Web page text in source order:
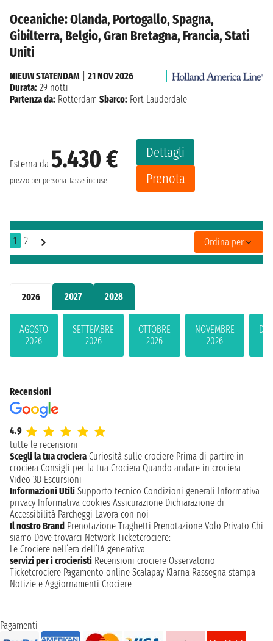
2026 2027 2028
AGOSTO
2026
SETTEMBRE
2026
OTTOBRE
2026
NOVEMBRE
2026
Oceaniche: Olanda, Portogallo, Spagna,
Gibilterra, Belgio, Gran Bretagna, Francia, Stati
Uniti
Esterna da 5.430 €
prezzo per persona Tasse incluse
Dettagli
Prenota
NIEUW STATENDAM
21 NOV 2026
Durata: 29 notti
Partenza da: Rotterdam Sbarco: Fort Lauderdale
1 2 Ordina per
Recensioni
4.9
tutte le recensioni
Scegli la tua crociera Curiosità sulle crociere Prima di partire in
crociera Consigli per la tua Crociera Quando andare in crociera
Video 3D Escursioni
Informazioni Utili Supporto tecnico Condizioni generali Informativa
privacy Informativa cookies Assicurazione Dichiarazione di
Accessibilità Parcheggi Lavora con noi
Il nostro Brand Prenotazione Traghetti Prenotazione Volo Privato Chi
siamo Dove trovarci Network Ticketcrociere:
Le Crociere nell’era dell’IA generativa
servizi per i crocieristi Recensioni crociere Osservatorio
Ticketcrociere Pagamento online Scalapay Klarna Rassegna stampa
Notizie e Aggiornamenti Crociere
Pagamenti